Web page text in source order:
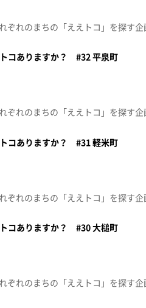
コありますか？ #32 平泉町
コありますか？ #31 軽米町
コありますか？ #30 大槌町